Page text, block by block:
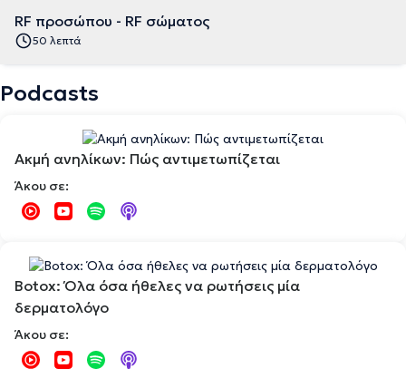
RF προσώπου - RF σώματος
50 λεπτά
Podcasts
Ακμή ανηλίκων: Πώς αντιμετωπίζεται
Άκου σε:
Botox: Όλα όσα ήθελες να ρωτήσεις μία
δερματολόγο
Άκου σε: